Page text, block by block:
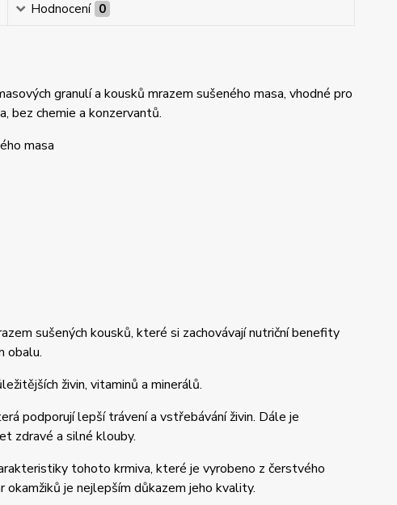
Hodnocení 0
granulí a kousků mrazem sušeného masa, vhodné pro
bez chemie a konzervantů.
masa
sušených kousků, které si zachovávají nutriční benefity
obalu.
živin, vitaminů a minerálů.
podporují lepší trávení a vstřebávání živin. Dále je
zdravé a silné klouby.
tohoto krmiva, které je vyrobeno z čerstvého
okamžiků je nejlepším důkazem jeho kvality.